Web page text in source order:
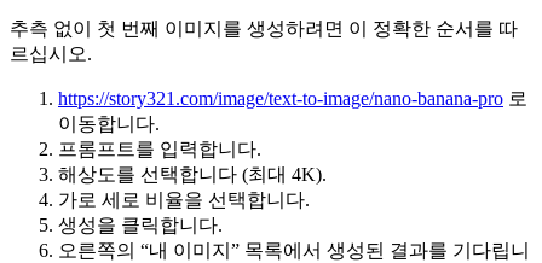
추측 없이 첫 번째 이미지를 생성하려면 이 정확한 순서를 따
르십시오.
https://story321.com/image/text-to-image/nano-banana-pro 로
이동합니다.
프롬프트를 입력합니다.
해상도를 선택합니다 (최대 4K).
가로 세로 비율을 선택합니다.
생성을 클릭합니다.
오른쪽의 “내 이미지” 목록에서 생성된 결과를 기다립니